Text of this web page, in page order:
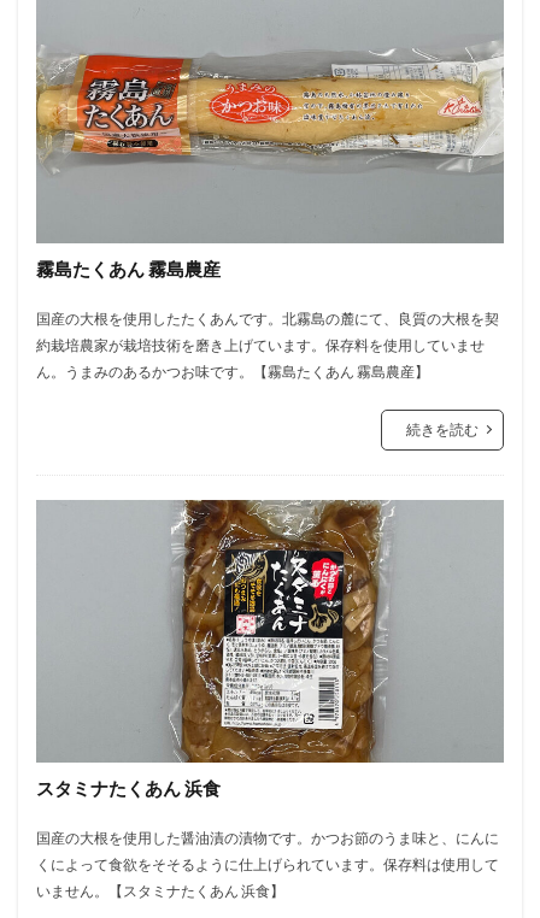
霧島たくあん 霧島農産
国産の大根を使用したたくあんです。北霧島の麓にて、良質の大根を契
約栽培農家が栽培技術を磨き上げています。保存料を使用していませ
ん。うまみのあるかつお味です。【霧島たくあん 霧島農産】
続きを読む
スタミナたくあん 浜食
国産の大根を使用した醤油漬の漬物です。かつお節のうま味と、にんに
くによって食欲をそそるように仕上げられています。保存料は使用して
いません。【スタミナたくあん 浜食】